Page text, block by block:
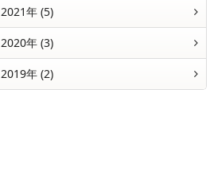
2021年 (5)
2020年 (3)
2019年 (2)